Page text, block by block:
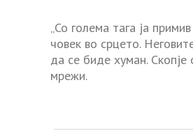
„Со голема тага ја
човек во срцето.
да се биде хуман. Скопје
мрежи.